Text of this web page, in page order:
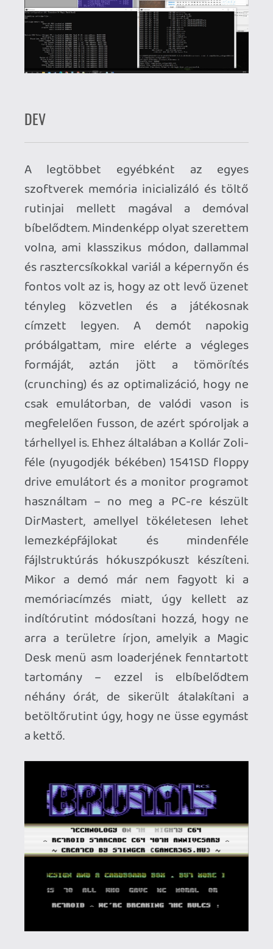
EEPROM típust, a reset funkciót a tact
switch-el és a socketeket is. A forrasztás
is egész szépre sikerült, de utólag a
korrózió elkerülése miatt kellett
vásárolnom a forrasztás után
Izopropyl-alkohol bár a zsír és a legtöbb
szükség volt hát egy ún. Kontakt LR
elnevezésű forrasztásokhoz használt
oldószerre, amely bár elég hatékony, de
nem igazán olcsó vegyszer. Ezt a HQ
Elektronikában vásároltam több más,
egyéb aprósággal együtt. Azt kell
mondanom megérte, mert tényleg
csodát művel és a beépített kefével
együtt tökéletesen eltávolít minden
szennyeződést, amelyet az IPA-val
lekezelve utána tiszta, tökéletesen kezelt
felületet kapunk végül.
TESZT
A teszt cartridge-on aztán mindenféle
funkciót, menü variációt, konfigurációt
és felállást kiteszteltem. mivel maradt
néhány tartalék NYÁK-om (sőt, eredetileg
csak 10 db-hoz vásároltam alkatrészeket
a Lomex/Hestore/Robtron/Kontel/HQ
Elektronika ötösfogatból), ezekhez olyan
MD .bin-t fordítottam végül, amelyek
tematikus válogatások. Kumite
barátomnak a gyermekkori all-time best
of gyűjteményét állítottam össze,
Sakmannak pedig szintén egyedi, limitált
változat készült, eltérő
színösszeállításban, és névre szóló
demóval illetve külsővel megáldva. Mivel
gyermekkorom legendás masinája épp
2022-ben ünnepelte a 40. évfordulóját
és ez a projekt is elvileg tavaly fejeződött
volna be, az utolsó pillanatban kicsit
kibővítettem az eredeti célokat és a
retail változat mellett egy olyan
kompilációba is belefogtam, amely egy
kurrens összeállítást tartalmaz. Ez utóbbi
gyűjteménnyé vált, amely az évforduló
környékén debütált, nem mellesleg
kiváló minőségű produktumokból áll
össze. Akad köztük programozó
bajnokságra készült cím, korábbi játékok
továbbgondolt és újratervezett
változatai, teljesen egyedi ötlet alapján
készült kiválóság, sőt! filmadaptáció
alapjául szolgáló játék is. A pontot az i-re
fantasztikus Lester teszi fel, így az